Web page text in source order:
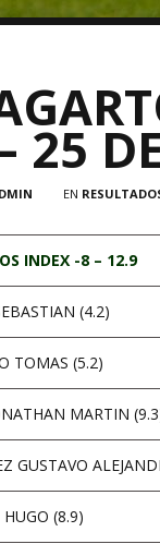
25
EN
INDEX -8 – 12.9
(4.2)
TOMAS (5.2)
MARTIN
GUSTAVO
(8.9)